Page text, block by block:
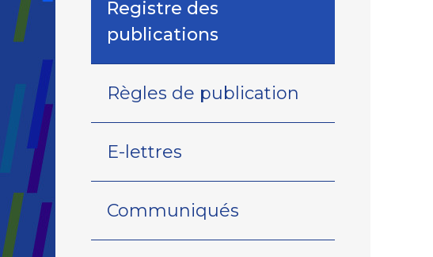
Registre des
publications
Règles de publication
E-lettres
Communiqués